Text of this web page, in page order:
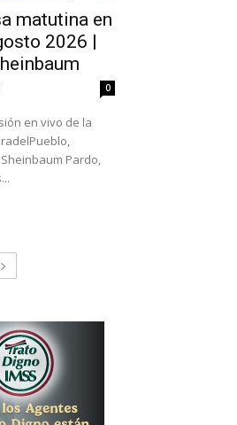
matutina en
2026 |
0
en vivo de la
Pardo,